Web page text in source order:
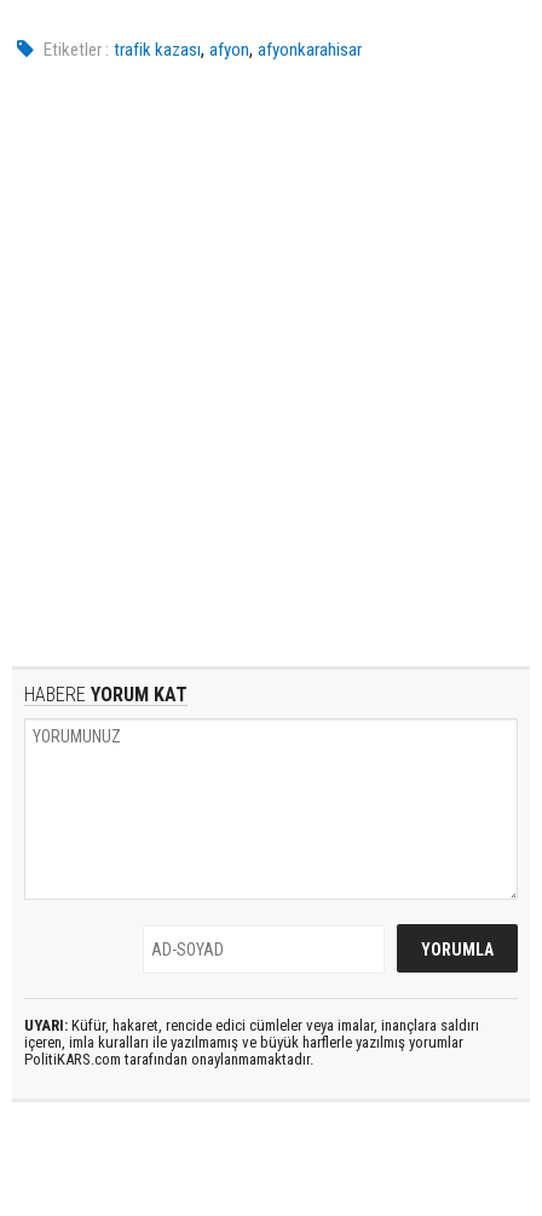
Etiketler : trafik kazası,afyon,afyonkarahisar
HABERE YORUM KAT
UYARI: Küfür, hakaret, rencide edici cümleler veya imalar, inançlara saldırı
içeren, imla kuralları ile yazılmamış ve büyük harflerle yazılmış yorumlar
PolitiKARS.com tarafından onaylanmamaktadır.